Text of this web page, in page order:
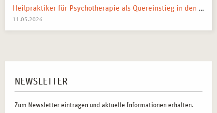
Heilpraktiker für Psychotherapie als Quereinstieg in den Heilberuf
11.05.2026
NEWSLETTER
Zum Newsletter eintragen und aktuelle Informationen erhalten.